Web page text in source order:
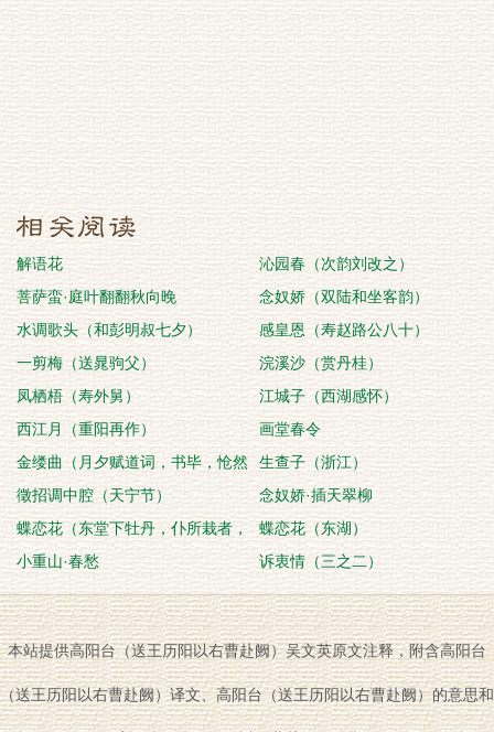
解语花
沁园春（次韵刘改之）
菩萨蛮·庭叶翻翻秋向晚
念奴娇（双陆和坐客韵）
水调歌头（和彭明叔七夕）
感皇恩（寿赵路公八十）
一剪梅（送晁驹父）
浣溪沙（赏丹桂）
凤栖梧（寿外舅）
江城子（西湖感怀）
西江月（重阳再作）
画堂春令
金缕曲（月夕赋道词，书毕，怆然
有感，再赋此）
生查子（浙江）
徵招调中腔（天宁节）
念奴娇·插天翠柳
蝶恋花（东堂下牡丹，仆所栽者，
清明后见花）
蝶恋花（东湖）
小重山·春愁
诉衷情（三之二）
本站提供高阳台（送王历阳以右曹赴阙）吴文英原文注释，附含高阳台
（送王历阳以右曹赴阙）译文、高阳台（送王历阳以右曹赴阙）的意思和